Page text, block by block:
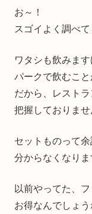
お～！
スゴイよく調べて
ワタシも飲みま
パークで飲むこと
だから、レスト
把握しておりませ
セットものって余
分からなくなりま
以前やってた、
お得なんでしょう